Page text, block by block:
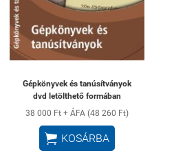
Gépkönyvek és tanúsítványok
dvd letölthető formában
38 000 Ft + ÁFA (48 260 Ft)
 KOSÁRBA